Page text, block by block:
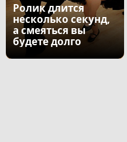
Ролик длится
несколько секунд,
а смеяться вы
будете долго